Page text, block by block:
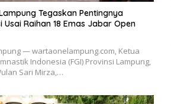
Tegaskan Pentingnya
Usai Raihan 18 Emas Jabar Open
— wartaonelampung.com, Ketua
Indonesia (FGI) Provinsi Lampung,
Sari Mirza,…